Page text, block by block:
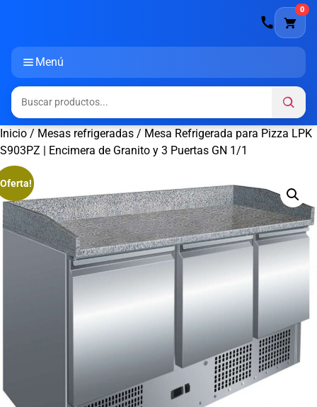
Menú
0
Inicio / Mesas refrigeradas / Mesa Refrigerada para Pizza LPK
S903PZ | Encimera de Granito y 3 Puertas GN 1/1